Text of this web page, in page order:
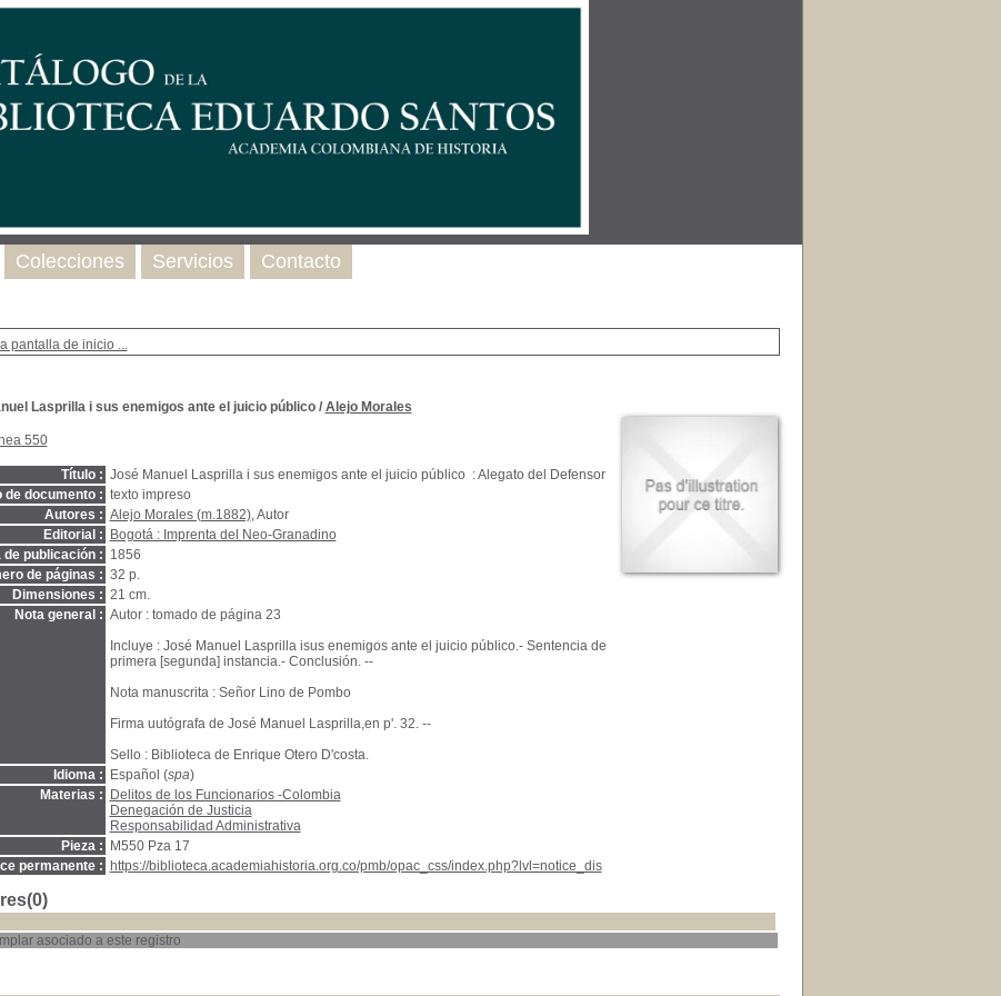
pantalla de inicio ...
Lasprilla i sus enemigos ante el juicio público / Alejo Morales
550
Título : José Manuel Lasprilla i sus enemigos ante el juicio público : Alegato del Defensor
de documento : texto impreso
Autores : Alejo Morales (m.1882), Autor
Editorial :
Bogotá : Imprenta del Neo-Granadino
de publicación : 1856
de páginas : 32 p.
Dimensiones : 21 cm.
Nota general : Autor : tomado de página 23
Incluye : José Manuel Lasprilla isus enemigos ante el juicio público.- Sentencia de
primera [segunda] instancia.- Conclusión. --
Nota manuscrita : Señor Lino de Pombo
Firma uutógrafa de José Manuel Lasprilla,en p'. 32. --
Sello : Biblioteca de Enrique Otero D'costa.
Idioma :
Español (spa)
Materias :
Delitos de los Funcionarios -Colombia
Denegación de Justicia
Responsabilidad Administrativa
Pieza :
M550 Pza 17
permanente :
https://biblioteca.academiahistoria.org.co/pmb/opac_css/index.php?lvl=notice_dis
asociado a este registro
Colecciones Servicios Contacto